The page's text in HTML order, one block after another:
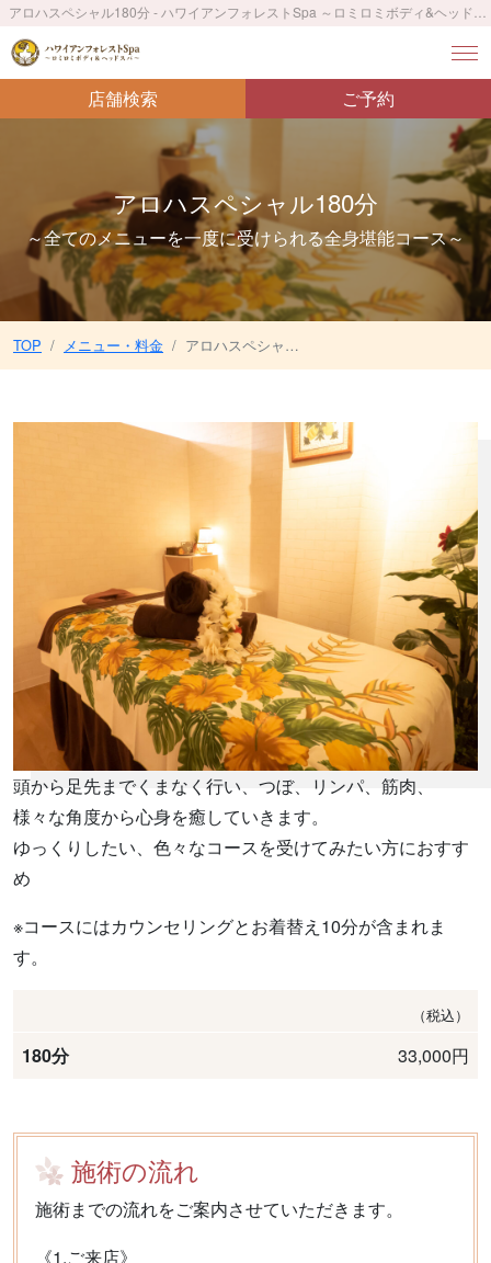
店舗検索 ご予約
アロハスペシャル180分
～全てのメニューを一度に受けられる全身堪能コース～
TOP メニュー・料金 アロハスペシャル180分
頭から足先までくまなく行い、つぼ、リンパ、筋肉、
様々な角度から心身を癒していきます。
ゆっくりしたい、色々なコースを受けてみたい方におすす
め
※コースにはカウンセリングとお着替え10分が含まれま
す。
（税込）
180分 33,000円
施術の流れ
施術までの流れをご案内させていただきます。
《1.ご来店》